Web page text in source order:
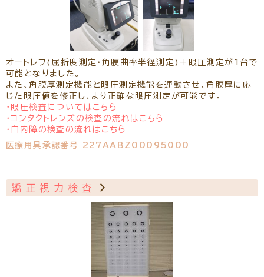
オートレフ(屈折度測定・角膜曲率半径測定)＋眼圧測定が1台で
可能となりました。
また、角膜厚測定機能と眼圧測定機能を連動させ、角膜厚に応
じた眼圧値を修正し、より正確な眼圧測定が可能です。
・眼圧検査についてはこちら
・コンタクトレンズの検査の流れはこちら
・白内障の検査の流れはこちら
医療用具承認番号 227AABZ00095000
矯正視力検査